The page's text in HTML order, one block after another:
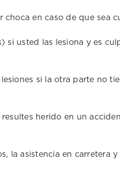
en caso de que sea
si usted las lesiona y es
si la otra parte no
herido en un
la asistencia en carretera